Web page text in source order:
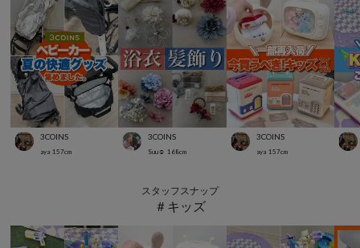
3COINS
aya 157cm
3COINS
Suu☺︎ 168cm
3COINS
aya 157cm
スタッフスナップ
＃キッズ